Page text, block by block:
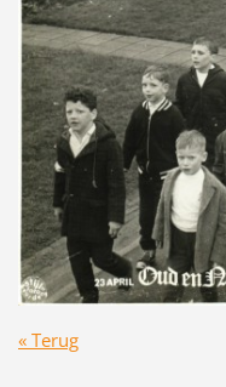
« Terug